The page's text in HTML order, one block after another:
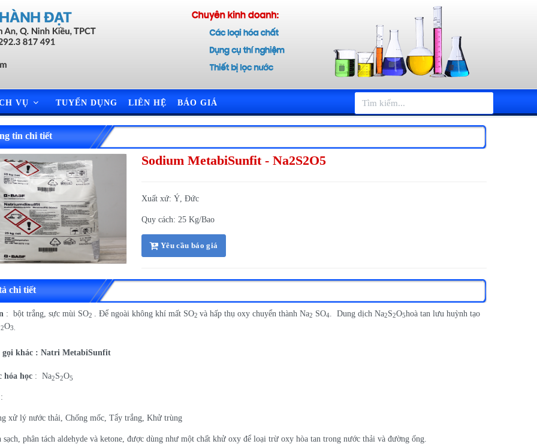
VỤ TUYỂN DỤNG LIÊN HỆ BÁO GIÁ
tin chi tiết
Sodium MetabiSunfit - Na2S2O5
Xuất xứ: Ý, Đức
Quy cách: 25 Kg/Bao
Yêu cầu báo giá
chi tiết
: bột trắng, sực mùi SO2 . Để ngoài không khí mất SO2 và hấp thụ oxy chuyển thành Na2 SO4 . Dung dịch Na2S2O5hoà tan lưu huỳnh tạo
2O3.
gọi khác : Natri MetabiSunfit
hóa học : Na2S2O5
xử lý nước thải, Chống mốc, Tẩy trắng, Khử trùng
phân tách aldehyde và ketone, được dùng như một chất khử oxy để loại trừ oxy hòa tan trong nước thải và đường ống.